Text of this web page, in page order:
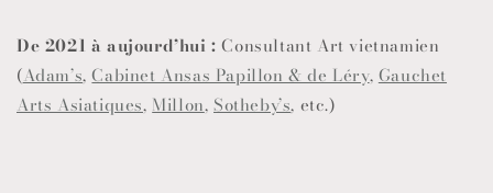
De 2021 à aujourd’hui : Consultant Art vietnamien
(Adam’s,Cabinet Ansas Papillon & de Léry, Gauchet
Arts Asiatiques, Millon,Sotheby’s, etc.)